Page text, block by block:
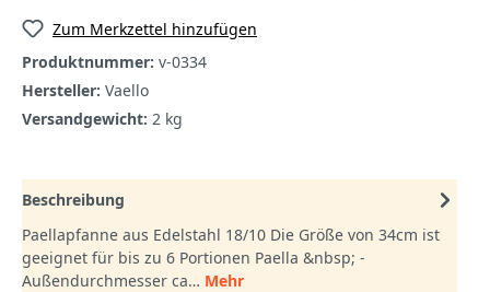
Zum Merkzettel hinzufügen
Produktnummer: v-0334
Hersteller: Vaello
Versandgewicht: 2 kg
Beschreibung
Paellapfanne aus Edelstahl 18/10 Die Größe von 34cm ist
geeignet für bis zu 6 Portionen Paella &nbsp; -
Außendurchmesser ca… Mehr